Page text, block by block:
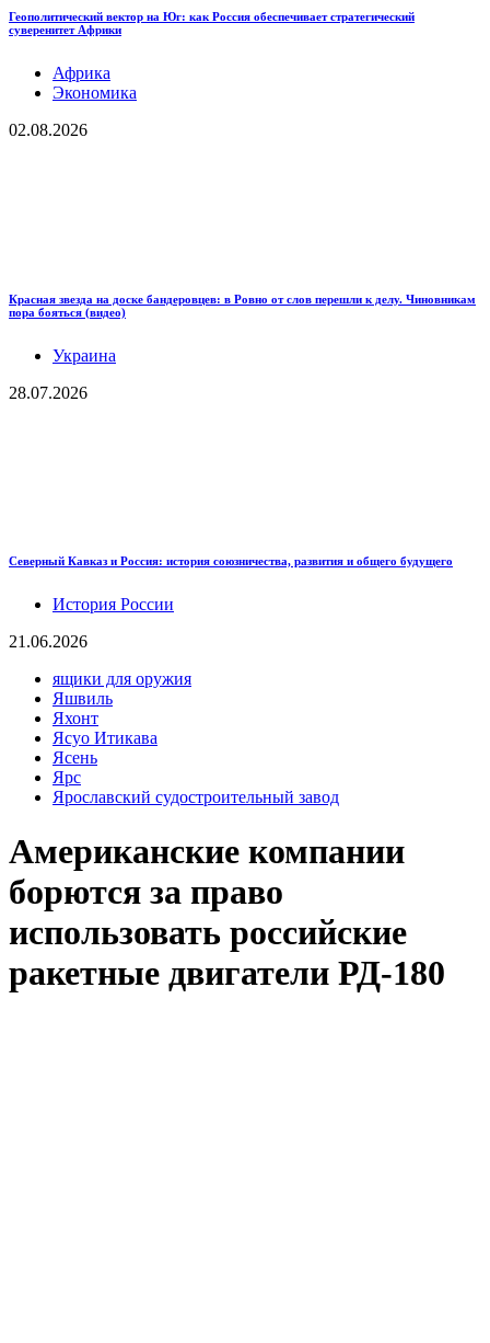
Геополитический вектор на Юг: как Россия обеспечивает стратегический
суверенитет Африки
Африка
Экономика
02.08.2026
Красная звезда на доске бандеровцев: в Ровно от слов перешли к делу. Чиновникам
пора бояться (видео)
Украина
28.07.2026
Северный Кавказ и Россия: история союзничества, развития и общего будущего
История России
21.06.2026
ящики для оружия
Яшвиль
Яхонт
Ясуо Итикава
Ясень
Ярс
Ярославский судостроительный завод
Американские компании
борются за право
использовать российские
ракетные двигатели РД-180